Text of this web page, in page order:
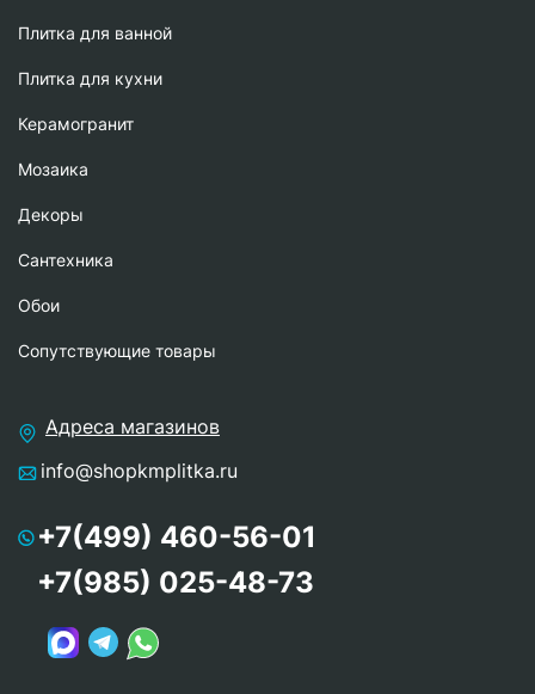
Плитка для ванной
Плитка для кухни
Керамогранит
Мозаика
Декоры
Сантехника
Обои
Сопутствующие товары
Адреса магазинов
info@shopkmplitka.ru
+7(499) 460-56-01
+7(985) 025-48-73